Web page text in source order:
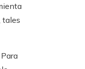
tales
Para